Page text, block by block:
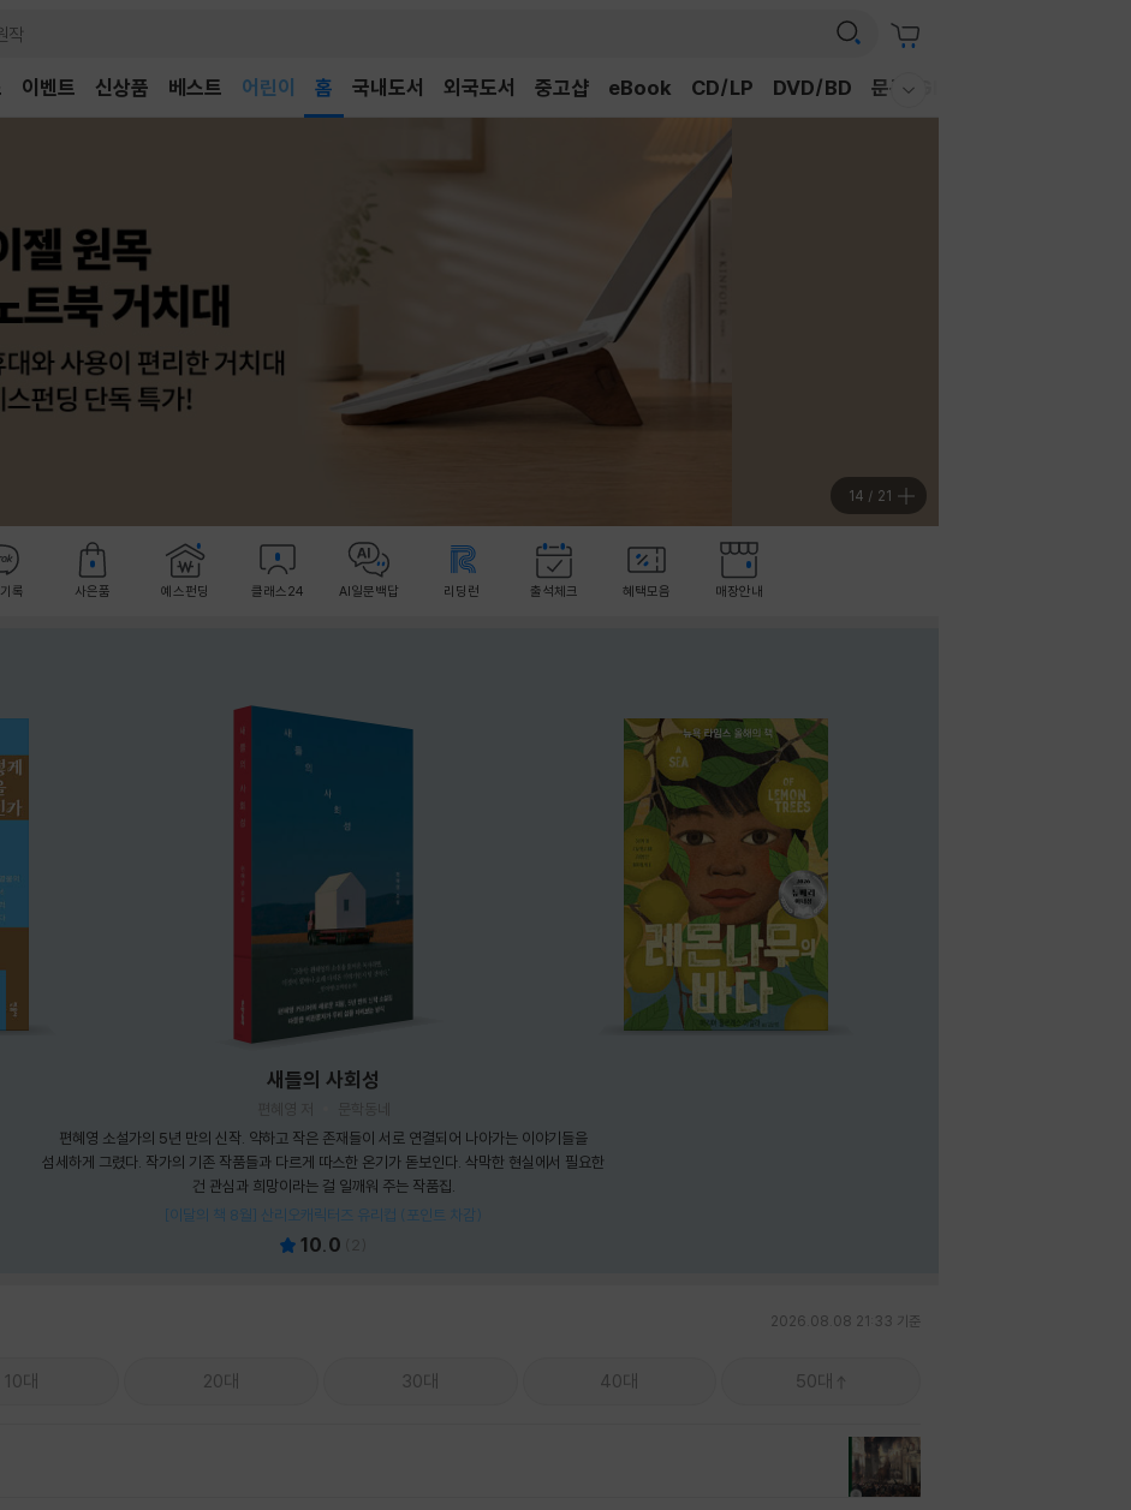
이벤트 신상품 베스트
독후감
어린이
홈 국내도서 외국도서 중고샵 eBook CD/LP DVD/BD 문구/GIFT
15 / 21
록 사은품 예스펀딩 클래스24 AI일문백답 리딩런 출석체크 혜택모음 매장안내
새들의 사회성
편혜영 소설가의 5년 만의 신작. 약하고 작은 존재들이 서로 연결되어 나아가는 이야기들을
섬세하게 그렸다. 작가의 기존 작품들과 다르게 따스한 온기가 돋보인다. 삭막한 현실에서 필요한
건 관심과 희망이라는 걸 일깨워 주는 작품집.
[이달의 책 8월] 산리오캐릭터즈 유리컵 (포인트 차감)
10.0
2026.08.08 21:33 기준
10대 20대 30대 40대 50대